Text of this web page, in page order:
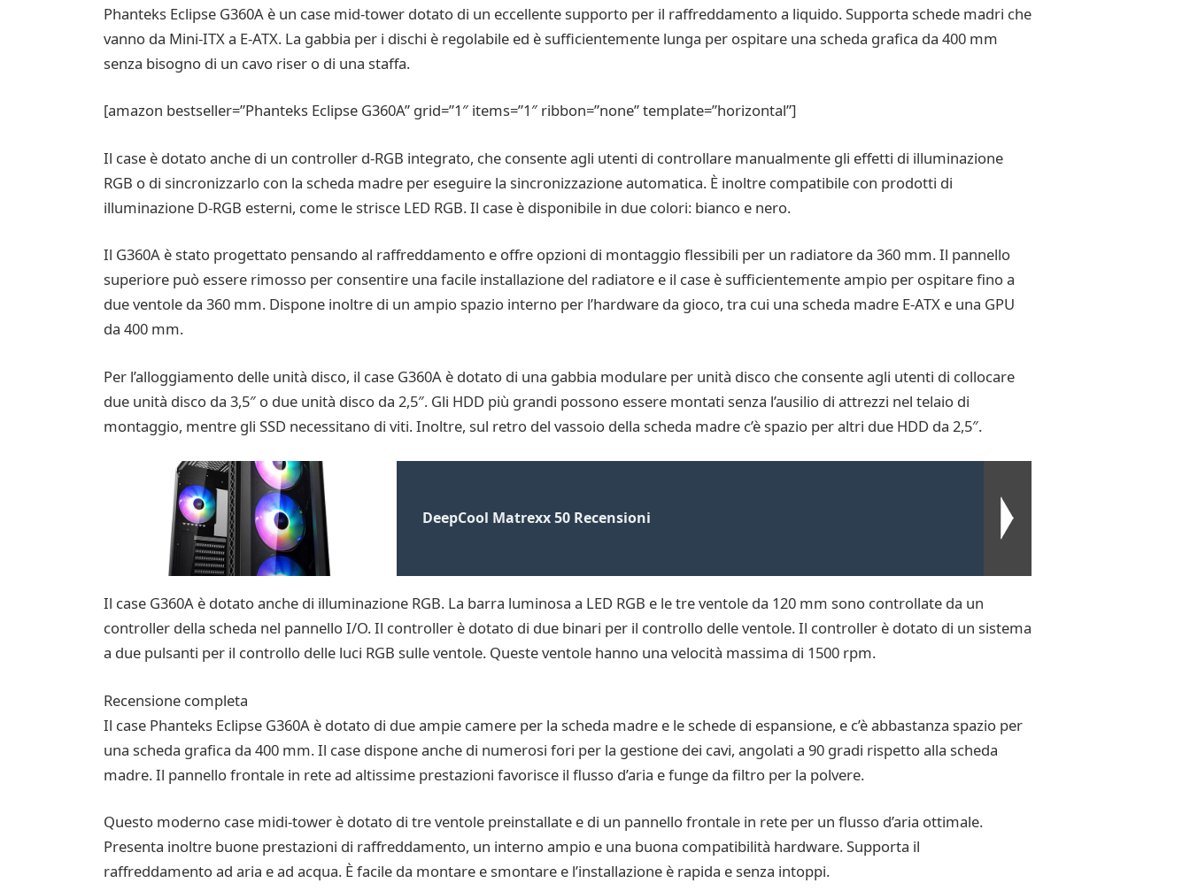
Phanteks Eclipse G360A è un case mid-tower dotato di un eccellente supporto per il raffreddamento a liquido. Supporta schede madri che
vanno da Mini-ITX a E-ATX. La gabbia per i dischi è regolabile ed è sufficientemente lunga per ospitare una scheda grafica da 400 mm
senza bisogno di un cavo riser o di una staffa.
[amazon bestseller=”Phanteks Eclipse G360A” grid=”1″ items=”1″ ribbon=”none” template=”horizontal”]
Il case è dotato anche di un controller d-RGB integrato, che consente agli utenti di controllare manualmente gli effetti di illuminazione
RGB o di sincronizzarlo con la scheda madre per eseguire la sincronizzazione automatica. È inoltre compatibile con prodotti di
illuminazione D-RGB esterni, come le strisce LED RGB. Il case è disponibile in due colori: bianco e nero.
Il G360A è stato progettato pensando al raffreddamento e offre opzioni di montaggio flessibili per un radiatore da 360 mm. Il pannello
superiore può essere rimosso per consentire una facile installazione del radiatore e il case è sufficientemente ampio per ospitare fino a
due ventole da 360 mm. Dispone inoltre di un ampio spazio interno per l’hardware da gioco, tra cui una scheda madre E-ATX e una GPU
da 400 mm.
Per l’alloggiamento delle unità disco, il case G360A è dotato di una gabbia modulare per unità disco che consente agli utenti di collocare
due unità disco da 3,5″ o due unità disco da 2,5″. Gli HDD più grandi possono essere montati senza l’ausilio di attrezzi nel telaio di
montaggio, mentre gli SSD necessitano di viti. Inoltre, sul retro del vassoio della scheda madre c’è spazio per altri due HDD da 2,5″.
DeepCool Matrexx 50 Recensioni
Il case G360A è dotato anche di illuminazione RGB. La barra luminosa a LED RGB e le tre ventole da 120 mm sono controllate da un
controller della scheda nel pannello I/O. Il controller è dotato di due binari per il controllo delle ventole. Il controller è dotato di un sistema
a due pulsanti per il controllo delle luci RGB sulle ventole. Queste ventole hanno una velocità massima di 1500 rpm.
Recensione completa
Il case Phanteks Eclipse G360A è dotato di due ampie camere per la scheda madre e le schede di espansione, e c’è abbastanza spazio per
una scheda grafica da 400 mm. Il case dispone anche di numerosi fori per la gestione dei cavi, angolati a 90 gradi rispetto alla scheda
madre. Il pannello frontale in rete ad altissime prestazioni favorisce il flusso d’aria e funge da filtro per la polvere.
Questo moderno case midi-tower è dotato di tre ventole preinstallate e di un pannello frontale in rete per un flusso d’aria ottimale.
Presenta inoltre buone prestazioni di raffreddamento, un interno ampio e una buona compatibilità hardware. Supporta il
raffreddamento ad aria e ad acqua. È facile da montare e smontare e l’installazione è rapida e senza intoppi.